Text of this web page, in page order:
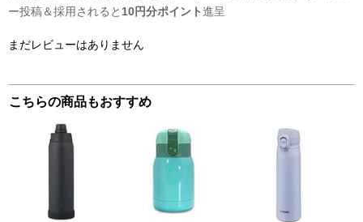
ー投稿＆採用されると 10円分ポイント進呈
まだレビューはありません
こちらの商品もおすすめ